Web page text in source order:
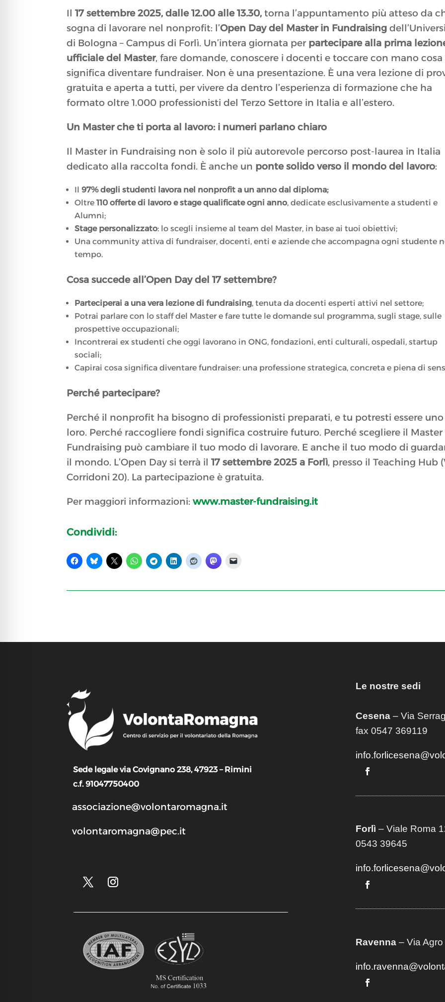
Il17 settembre 2025, dalle 12.00 alle 13.30,torna l’appuntamento più atteso da
sogna di lavorare nel nonprofit: l’Open Day del Master in Fundraising
di Bologna – Campus di Forlì. Un’intera giornata per partecipare alla prima
ufficiale del Master, fare domande, conoscere i docenti e toccare con mano cosa
significa diventare fundraiser. Non è una presentazione. È una vera lezione di
gratuita e aperta a tutti, per vivere da dentro l’esperienza di formazione che ha
formato oltre 1.000 professionisti del Terzo Settore in Italia e all’estero.
Un Master che ti porta al lavoro: i numeri parlano chiaro
Il Master in Fundraising non è solo il più autorevole percorso post-laurea in Italia
dedicato alla raccolta fondi. È anche un ponte solido verso il mondo del lavoro:
Il 97% degli studenti lavora nel nonprofit a un anno dal diploma;
Oltre110 offerte di lavoro e stage qualificate ogni anno, dedicate esclusivamente a studenti e
Alumni;
Stage personalizzato: lo scegli insieme al team del Master, in base ai tuoi obiettivi;
Una community attiva di fundraiser, docenti, enti e aziende che accompagna ogni studente
tempo.
Cosa succede all’Open Day del 17 settembre?
Parteciperai a una vera lezione di fundraising, tenuta da docenti esperti attivi nel settore;
Potrai parlare con lo staff del Master e fare tutte le domande sul programma, sugli stage, sulle
prospettive occupazionali;
Incontrerai ex studenti che oggi lavorano in ONG, fondazioni, enti culturali, ospedali, startup
sociali;
Capirai cosa significa diventare fundraiser: una professione strategica, concreta e piena di
Perché partecipare?
Perché il nonprofit ha bisogno di professionisti preparati, e tu potresti essere
loro. Perché raccogliere fondi significa costruire futuro. Perché scegliere il
Fundraising può cambiare il tuo modo di lavorare. E anche il tuo modo di
il mondo. L’Open Day si terrà il 17 settembre 2025 a Forlì, presso il Teaching Hub
Corridoni 20). La partecipazione è gratuita.
Per maggiori informazioni:www.master-fundraising.it
Condividi:
Sede legale via Covignano 238, 47923 – Rimini
c.f. 91047750400
associazione@volontaromagna.it
volontaromagna@pec.it
Le nostre sedi
Cesena– Via
fax 0547 369119
Forlì – Viale Roma
0543 39645
Ravenna– Via Agro